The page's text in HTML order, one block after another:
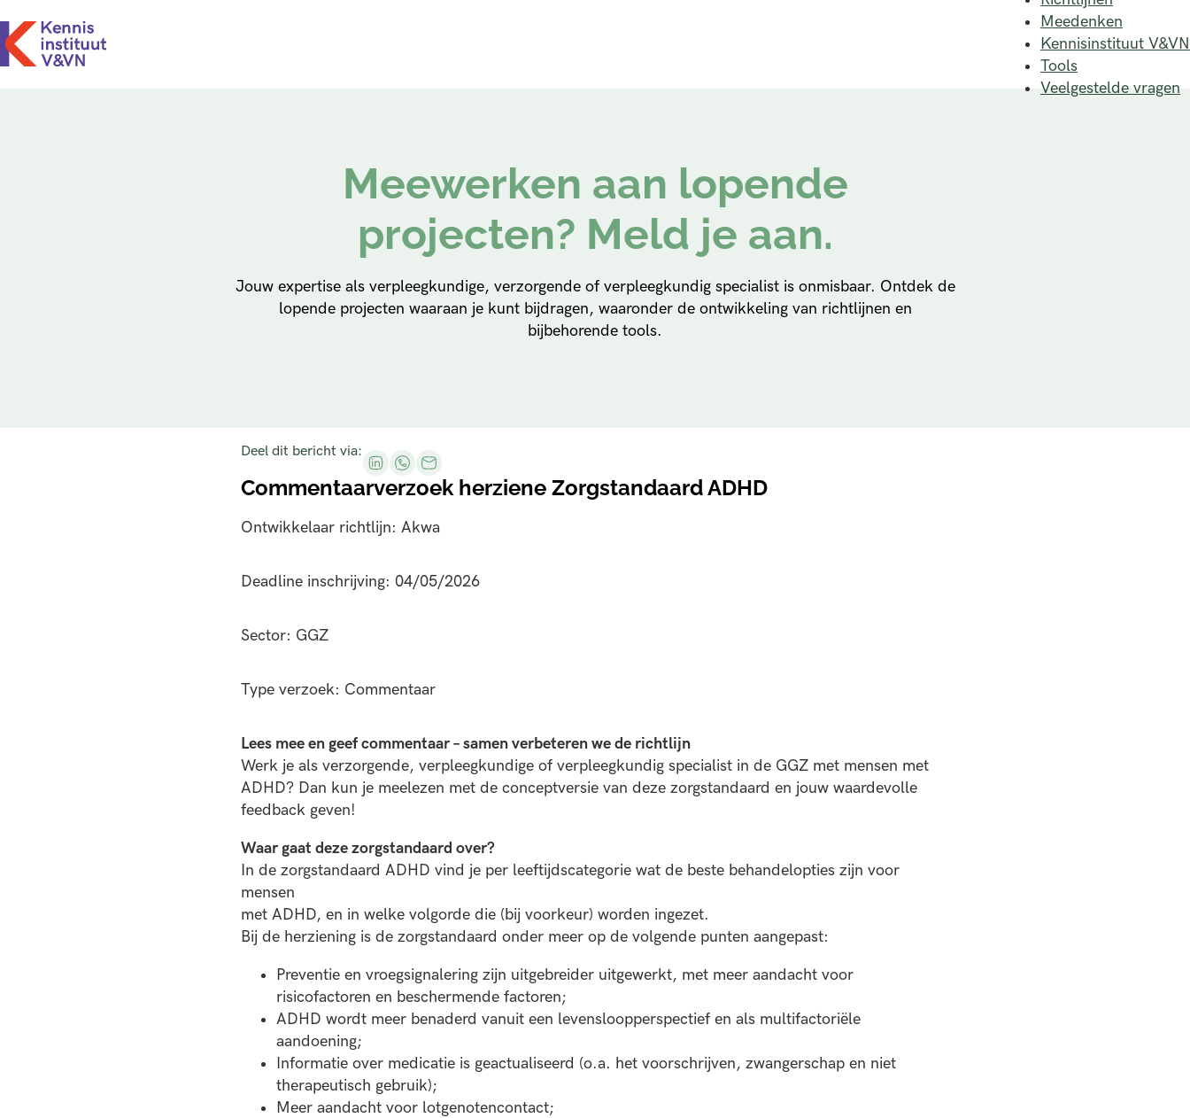
Meedenken
Kennisinstituut V&VN
Tools
Veelgestelde vragen
Meewerken aan lopende
projecten? Meld je aan.
Jouw expertise als verpleegkundige, verzorgende of verpleegkundig specialist is onmisbaar. Ontdek de
lopende projecten waaraan je kunt bijdragen, waaronder de ontwikkeling van richtlijnen en
bijbehorende tools.
Deel dit bericht via:
Commentaarverzoek herziene Zorgstandaard ADHD
Ontwikkelaar richtlijn: Akwa
Deadline inschrijving: 04/05/2026
Sector: GGZ
Type verzoek: Commentaar
Lees mee en geef commentaar – samen verbeteren we de richtlijn
Werk je als verzorgende, verpleegkundige of verpleegkundig specialist in de GGZ met mensen met
ADHD? Dan kun je meelezen met de conceptversie van deze zorgstandaard en jouw waardevolle
feedback geven!
Waar gaat deze zorgstandaard over?
In de zorgstandaard ADHD vind je per leeftijdscategorie wat de beste behandelopties zijn voor
mensen
met ADHD, en in welke volgorde die (bij voorkeur) worden ingezet.
Bij de herziening is de zorgstandaard onder meer op de volgende punten aangepast:
Preventie en vroegsignalering zijn uitgebreider uitgewerkt, met meer aandacht voor
risicofactoren en beschermende factoren;
ADHD wordt meer benaderd vanuit een levensloopperspectief en als multifactoriële
aandoening;
Informatie over medicatie is geactualiseerd (o.a. het voorschrijven, zwangerschap en niet
therapeutisch gebruik);
Meer aandacht voor lotgenotencontact;